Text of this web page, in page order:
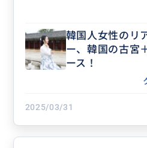
韓国人女性のリ
ー、韓国の古宮
ース！
2025/03/31